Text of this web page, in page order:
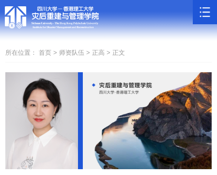
所在位置： 首页 > 师资队伍 > 正高 > 正文